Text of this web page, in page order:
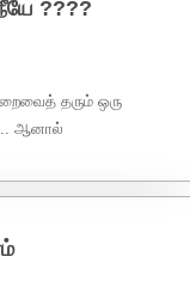
????
தரும் ஒரு
ஆனால்